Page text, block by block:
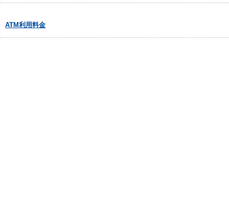
ATM利用料金